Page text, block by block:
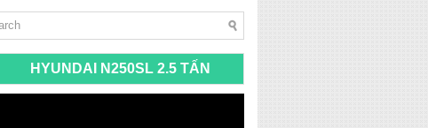
HYUNDAI N250SL 2.5 TẤN